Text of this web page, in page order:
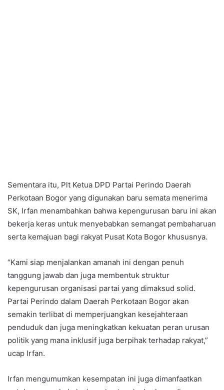
Sementara itu, Plt Ketua DPD Partai Perindo Daerah
Perkotaan Bogor yang digunakan baru semata menerima
SK, Irfan menambahkan bahwa kepengurusan baru ini akan
bekerja keras untuk menyebabkan semangat pembaharuan
serta kemajuan bagi rakyat Pusat Kota Bogor khususnya.
“Kami siap menjalankan amanah ini dengan penuh
tanggung jawab dan juga membentuk struktur
kepengurusan organisasi partai yang dimaksud solid.
Partai Perindo dalam Daerah Perkotaan Bogor akan
semakin terlibat di memperjuangkan kesejahteraan
penduduk dan juga meningkatkan kekuatan peran urusan
politik yang mana inklusif juga berpihak terhadap rakyat,”
ucap Irfan.
Irfan mengumumkan kesempatan ini juga dimanfaatkan